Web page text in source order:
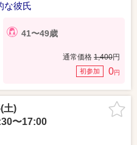
な彼氏
41〜49歳
通常価格 1,400円
初参加 0円
土)
〜17:00